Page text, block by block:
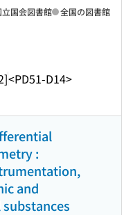
<PD51-D14>
立国会図書館 全国の図書館
:
and